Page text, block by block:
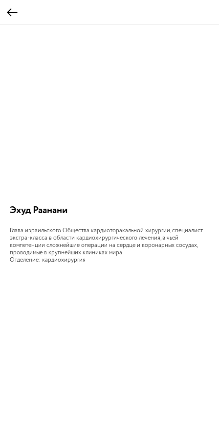
Эхуд Раанани
Глава израильского Общества кардиоторакальной хирургии, специалист
экстра-класса в области кардиохирургического лечения, в чьей
компетенции сложнейшие операции на сердце и коронарных сосудах,
проводимые в крупнейших клиниках мира
Отделение: кардиохирургия